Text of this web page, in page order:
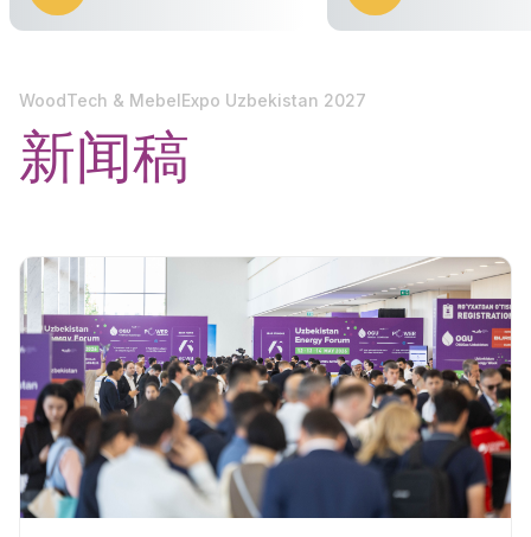
WoodTech & MebelExpo Uzbekistan 2027
新闻稿